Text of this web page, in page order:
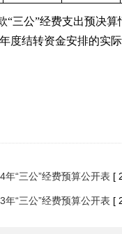
“三公”经费支出预决
度结转资金安排的实
“三公”经费预算公开表 [
“三公”经费预算公开表 [